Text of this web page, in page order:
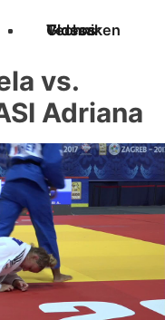
Techniken
Videos
Glossar
vs.
Adriana